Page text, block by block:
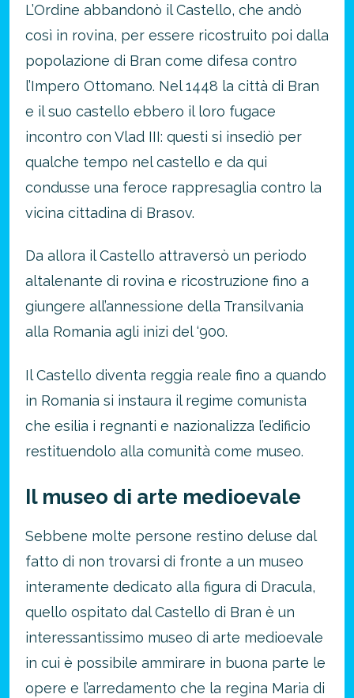
L’Ordine abbandonò il Castello, che andò
così in rovina, per essere ricostruito poi dalla
popolazione di Bran come difesa contro
l’Impero Ottomano. Nel 1448 la città di Bran
e il suo castello ebbero il loro fugace
incontro con Vlad III: questi si insediò per
qualche tempo nel castello e da qui
condusse una feroce rappresaglia contro la
vicina cittadina di Brasov.
Da allora il Castello attraversò un periodo
altalenante di rovina e ricostruzione fino a
giungere all’annessione della Transilvania
alla Romania agli inizi del ‘900.
Il Castello diventa reggia reale fino a quando
in Romania si instaura il regime comunista
che esilia i regnanti e nazionalizza l’edificio
restituendolo alla comunità come museo.
Il museo di arte medioevale
Sebbene molte persone restino deluse dal
fatto di non trovarsi di fronte a un museo
interamente dedicato alla figura di Dracula,
quello ospitato dal Castello di Bran è un
interessantissimo museo di arte medioevale
in cui è possibile ammirare in buona parte le
opere e l’arredamento che la regina Maria di
Risparmia oltre il 21%!
approfitta del nostro 4-2-1
ATTIVA OFFERTA